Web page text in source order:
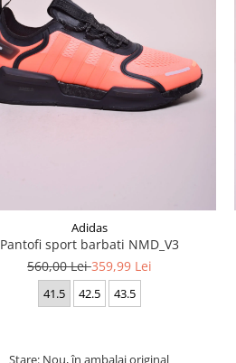
Adidas
Pantofi sport barbati NMD_V3
560,00 Lei359,99 Lei
41.5 42.5 43.5